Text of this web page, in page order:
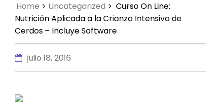
Home Uncategorized
Curso On Line:
Nutrición Aplicada a la Crianza Intensiva de
Cerdos – Incluye Software
julio 18, 2016